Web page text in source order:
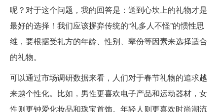
呢？对于这个问题，我的回答是：送到心坎上的礼物才是
最好的选择！我们应该摒弃传统的“礼多人不怪”的惯性思
维，要根据受礼方的年龄、性别、辈份等因素来选择适合
的礼物。
可以通过市场调研数据来看，人们对于春节礼物的追求越
来越个性化。比如，男性更喜欢电子产品和运动器材，女
性则更钟爱化妆品和珠宝首饰。年轻人则更喜欢时尚潮流